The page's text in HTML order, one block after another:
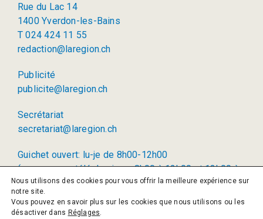
Rue du Lac 14
1400 Yverdon-les-Bains
T 024 424 11 55
redaction@laregion.ch
Publicité
publicite@laregion.ch
Secrétariat
secretariat@laregion.ch
Guichet ouvert: lu-je de 8h00-12h00
(permanence téléphonique: 8h00 à 12h00 et 13h00 à
17h00)
© 2026 La Région SA
Nous utilisons des cookies pour vous offrir la meilleure expérience sur
notre site.
Vous pouvez en savoir plus sur les cookies que nous utilisons ou les
désactiver dans Réglages.